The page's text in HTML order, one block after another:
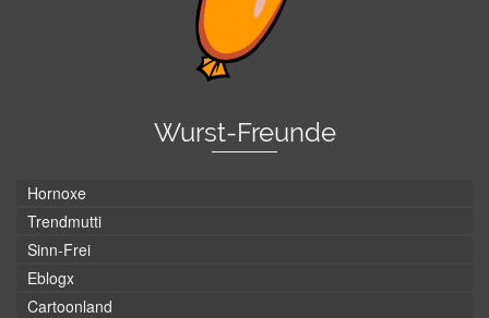
Wurst-Freunde
Hornoxe
Trendmutti
Sinn-Frei
Eblogx
Cartoonland